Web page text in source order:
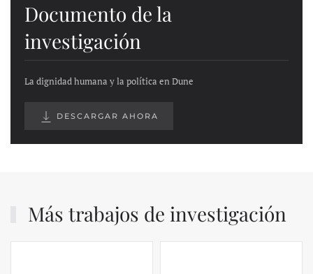
Documento de la
investigación
La dignidad humana y la política en Dune
DESCARGAR AHORA
Más trabajos de investigación